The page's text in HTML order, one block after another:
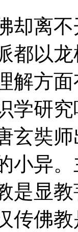
佛却
都以龙
解方
学研
玄奘
小异
是显
传佛